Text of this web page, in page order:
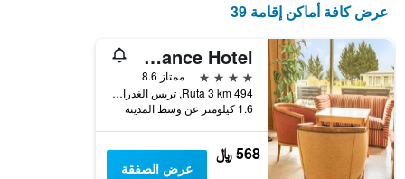
عرض كافة أماكن إقامة 39
Elegance Hotel
4 نجوم
ممتاز 8.6
Ruta 3 km 494, تريس الغدران, محافظة بوينس أيرس, الأرجنتين
1.6 كيلومتر عن وسط المدينة
568 ﷼
عرض الصفقة